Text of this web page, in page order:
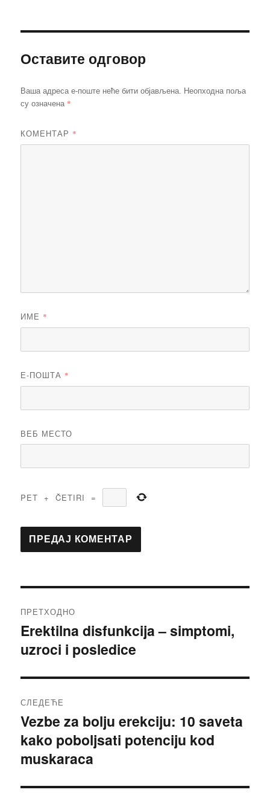
Оставите одговор
Ваша адреса е-поште неће бити објављена. Неопходна поља
су означена *
КОМЕНТАР *
ИМЕ *
Е-ПОШТА *
ВЕБ МЕСТО
PET + ČETIRI =
чланка
ПРЕТХОДНО
Претходни
чланак:
Erektilna disfunkcija – simptomi,
uzroci i posledice
СЛЕДЕЋЕ
Следећи
чланак:
Vezbe za bolju erekciju: 10 saveta
kako poboljsati potenciju kod
muskaraca